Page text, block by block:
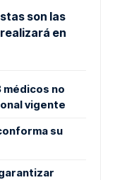
son las
en
no
vigente
su